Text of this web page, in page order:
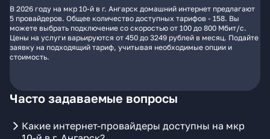
В 2026 году на мкр 10-й в г. Ангарск домашний интернет предлагают
5 провайдеров. Общее количество доступных тарифов - 158. Вы
можете выбрать подключение со скоростью от 100 до 800 Мбит/с.
Цены на услуги варьируются от 450 до 3249 рублей в месяц. Подайте
заявку на подходящий тариф, учитывая необходимые опции и
стоимость.
Часто задаваемые вопросы
Какие интернет-провайдеры доступны на мкр